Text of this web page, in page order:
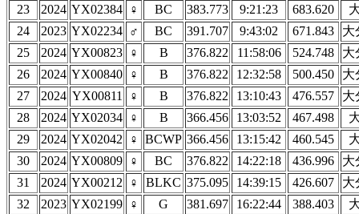
23
2024 YX02384 ♀ BC 383.773 9:21:23 683.620
24
2023 YX02234 ♂ BC 391.707 9:43:02 671.843
大
25
2024 YX00823 ♀ B 376.822 11:58:06 524.748
大
26
2024 YX00840 ♀ B 376.822 12:32:58 500.450
大
27
2024 YX00811 ♀ B 376.822 13:10:43 476.557
大
28
2024 YX02034 ♀ B 366.456 13:03:52 467.498
29
2024 YX02042 ♀ BCWP 366.456 13:15:42 460.545
30
2024 YX00809 ♀ BC 376.822 14:22:18 436.996
大
31
2024 YX00212 ♀ BLKC 375.095 14:39:15 426.607
大
32
2023 YX02199 ♀ G 381.697 16:22:44 388.403